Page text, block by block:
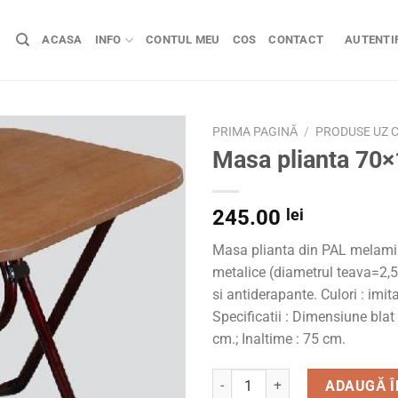
ACASA INFO CONTUL MEU COS CONTACT
PRIMA PAGINĂ / PRODUSE UZ
Masa plianta
245.00 lei
Masa plianta din PAL
metalice (diametrul
si antiderapante. Culori :
Specificatii : Dimensiune blat
cm.; Inaltime : 75 cm.
Cantitate Masa plianta
ADAUGĂ